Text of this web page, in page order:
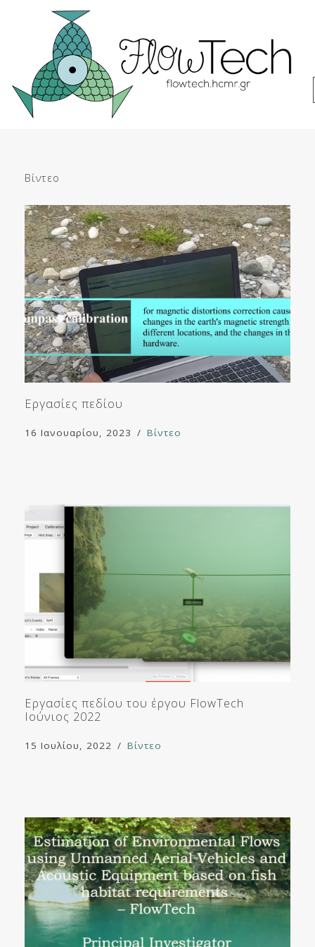
Μεταπηδήστε
περιεχόμενο
Βίντεο
Εργασίες πεδίου
16 Ιανουαρίου, 2023 Βίντεο
Εργασίες πεδίου του έργου FlowTech
Ιούνιος 2022
15 Ιουλίου, 2022 Βίντεο